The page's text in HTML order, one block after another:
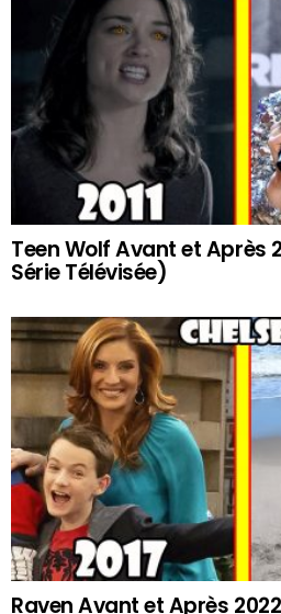
Teen Wolf Avant et Après
Série Télévisée)
Raven Avant et Après